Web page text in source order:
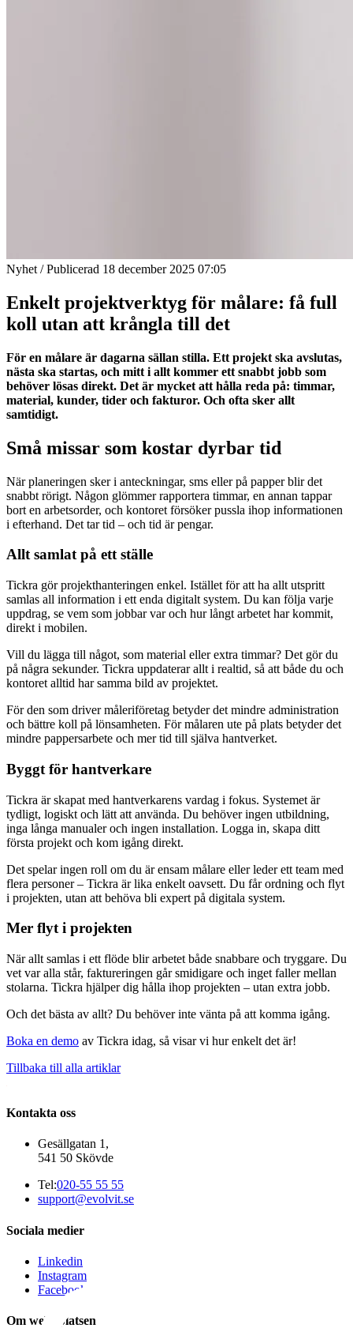
Nyhet / Publicerad 18 december 2025 07:05
Enkelt projektverktyg för målare: få full
koll utan att krångla till det
För en målare är dagarna sällan stilla. Ett projekt ska avslutas,
nästa ska startas, och mitt i allt kommer ett snabbt jobb som
behöver lösas direkt. Det är mycket att hålla reda på: timmar,
material, kunder, tider och fakturor. Och ofta sker allt
samtidigt.
Små missar som kostar dyrbar tid
När planeringen sker i anteckningar, sms eller på papper blir det
snabbt rörigt. Någon glömmer rapportera timmar, en annan tappar
bort en arbetsorder, och kontoret försöker pussla ihop informationen
i efterhand. Det tar tid – och tid är pengar.
Allt samlat på ett ställe
Tickra gör projekthanteringen enkel. Istället för att ha allt utspritt
samlas all information i ett enda digitalt system. Du kan följa varje
uppdrag, se vem som jobbar var och hur långt arbetet har kommit,
direkt i mobilen.
Vill du lägga till något, som material eller extra timmar? Det gör du
på några sekunder. Tickra uppdaterar allt i realtid, så att både du och
kontoret alltid har samma bild av projektet.
För den som driver måleriföretag betyder det mindre administration
och bättre koll på lönsamheten. För målaren ute på plats betyder det
mindre pappersarbete och mer tid till själva hantverket.
Byggt för hantverkare
Tickra är skapat med hantverkarens vardag i fokus. Systemet är
tydligt, logiskt och lätt att använda. Du behöver ingen utbildning,
inga långa manualer och ingen installation. Logga in, skapa ditt
första projekt och kom igång direkt.
Det spelar ingen roll om du är ensam målare eller leder ett team med
flera personer – Tickra är lika enkelt oavsett. Du får ordning och flyt
i projekten, utan att behöva bli expert på digitala system.
Mer flyt i projekten
När allt samlas i ett flöde blir arbetet både snabbare och tryggare. Du
vet var alla står, faktureringen går smidigare och inget faller mellan
stolarna. Tickra hjälper dig hålla ihop projekten – utan extra jobb.
Och det bästa av allt? Du behöver inte vänta på att komma igång.
Boka en demo av Tickra idag, så visar vi hur enkelt det är!
Tillbaka till alla artiklar
Kontakta oss
Gesällgatan 1,
541 50 Skövde
Tel:020-55 55 55
support@evolvit.se
Sociala medier
Linkedin
Instagram
Facebook
Om webbplatsen